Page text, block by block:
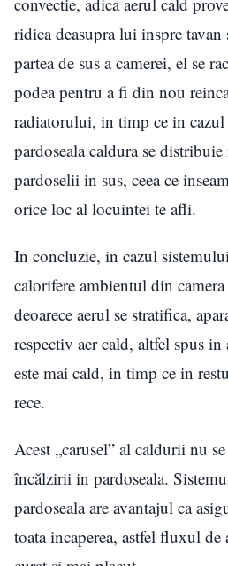
ridica deasupra lui inspre
partea de sus a camerei, el se
podea pentru a fi din nou
radiatorului, in timp ce in
pardoseala caldura se
pardoselii in sus, ceea ce
orice loc al locuintei te afli.
In concluzie, in cazul
calorifere ambientul din
deoarece aerul se stratifica,
respectiv aer cald, altfel spus
este mai cald, in timp ce in
rece.
Acest „carusel” al caldurii nu
încălzirii in pardoseala.
pardoseala are avantajul ca
toata incaperea, astfel fluxul